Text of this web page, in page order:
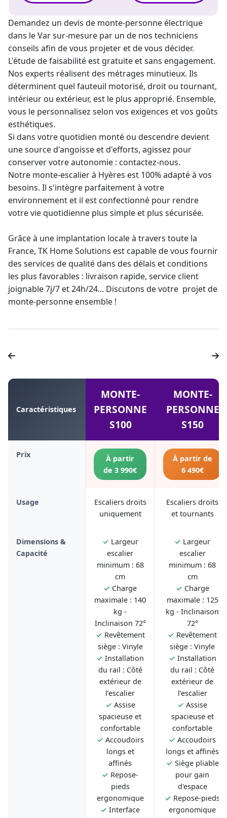
Demandez un devis de monte-personne électrique
dans le Var sur-mesure par un de nos techniciens
conseils afin de vous projeter et de vous décider.
L'étude de faisabilité est gratuite et sans engagement.
Nos experts réalisent des métrages minutieux. Ils
déterminent quel fauteuil motorisé, droit ou tournant,
intérieur ou extérieur, est le plus approprié. Ensemble,
vous le personnalisez selon vos exigences et vos goûts
esthétiques.
Si dans votre quotidien monté ou descendre devient
une source d'angoisse et d'efforts, agissez pour
conserver votre autonomie : contactez-nous.
Notre monte-escalierà Hyères est 100% adapté à vos
besoins. Il s'intègre parfaitement à votre
environnement et il est confectionné pour rendre
votre vie quotidienne plus simple et plus sécurisée.
Grâce à une implantation locale à travers toute la
France, TK Home Solutions est capable de vous fournir
des services de qualité dans des délais et conditions
les plus favorables : livraison rapide, service client
joignable 7j/7 et 24h/24... Discutons de votre projet de
monte-personne ensemble !
Caractéristiques
MONTE-
PERSONNE
S100
MONTE-
PERSONNE
S150
Prix
À partir
de 3 990€
À partir de
6 490€
Usage
Escaliers droits
uniquement
Escaliers droits
et tournants
Dimensions &
Capacité
✓ Largeur
escalier
minimum : 68
cm
✓ Charge
maximale : 140
kg -
Inclinaison 72°
✓ Revêtement
siège : Vinyle
✓ Installation
du rail : Côté
extérieur de
l’escalier
✓ Assise
spacieuse et
confortable
✓ Accoudoirs
longs et
affinés
✓ Repose-
pieds
ergonomique
✓ Interface
✓ Largeur
escalier
minimum : 68
cm
✓ Charge
maximale : 125
kg - Inclinaison
72°
✓ Revêtement
siège : Vinyle
✓ Installation
du rail : Côté
extérieur de
l’escalier
✓ Assise
spacieuse et
confortable
✓ Accoudoirs
longs et affinés
✓ Siège pliable
pour gain
d'espace
✓ Repose-pieds
ergonomique